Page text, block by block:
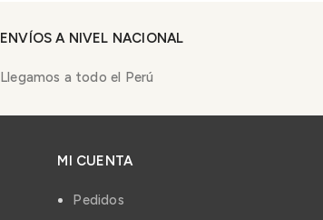
ENVÍOS A NIVEL NACIONAL
Llegamos a todo el Perú
MI CUENTA
Pedidos